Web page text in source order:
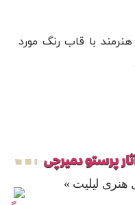
با قاب رنگ مورد
پرستو دمیرچی
هنری لیلیت »